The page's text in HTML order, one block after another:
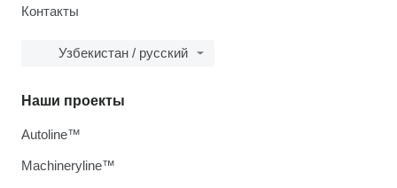
Контакты
Узбекистан / русский
Наши проекты
Autoline™
Machineryline™